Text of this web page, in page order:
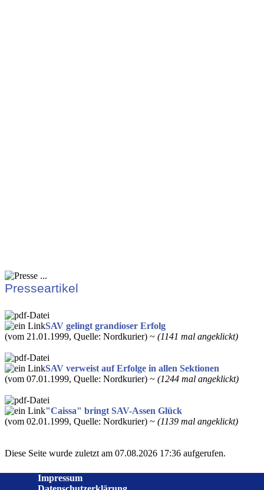
Presseartikel
SAV gelingt grandioser Erfolg
(vom 21.01.1999, Quelle: Nordkurier) ~ (1141 mal angeklickt)
SAV verweist auf Erfolge in allen Sektionen
(vom 07.01.1999, Quelle: Nordkurier) ~ (1244 mal angeklickt)
"Caissa" bringt SAV-Assen Glück
(vom 02.01.1999, Quelle: Nordkurier) ~ (1139 mal angeklickt)
Diese Seite wurde zuletzt am 07.08.2026 17:36 aufgerufen.
Impressum